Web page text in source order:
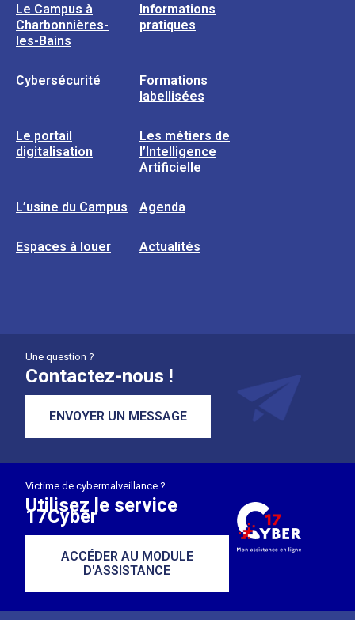
Le Campus à
Charbonnières-
les-Bains
Informations
pratiques
Cybersécurité
Formations
labellisées
Le portail
digitalisation
Les métiers de
l’Intelligence
Artificielle
L’usine du Campus Agenda
Espaces à louer Actualités
Une question ?
Contactez-nous !
ENVOYER UN MESSAGE
Victime de cybermalveillance ?
Utilisez le service
17Cyber
ACCÉDER AU MODULE
D'ASSISTANCE